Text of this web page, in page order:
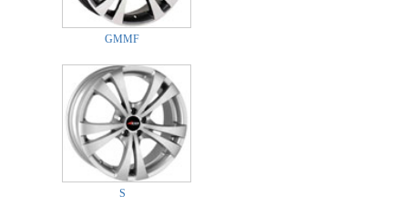
GMMF
S